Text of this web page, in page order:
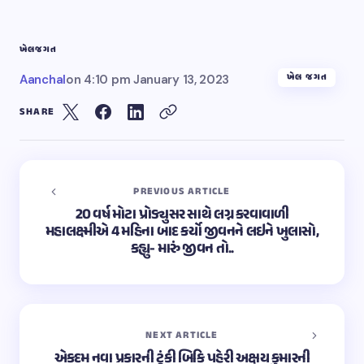
ખેલજગત
Aanchalon 4:10 pm January 13, 2023 ખેલ જગત
SHARE
PREVIOUS ARTICLE
20 વર્ષ મોટા પ્રોડ્યુસર સાથે લગ્ન કરવાવાળી
મહાલક્ષ્મીએ 4 મહિના બાદ કર્યો જીવનને લઇને ખુલાસો,
કહ્યુ- મારું જીવન તો..
NEXT ARTICLE